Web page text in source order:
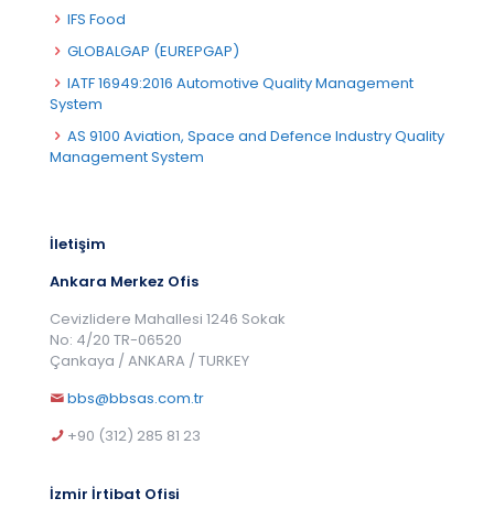
IFS Food
GLOBALGAP (EUREPGAP)
IATF 16949:2016 Automotive Quality Management
System
AS 9100 Aviation, Space and Defence Industry Quality
Management System
İletişim
Ankara Merkez Ofis
Cevizlidere Mahallesi 1246 Sokak
No: 4/20 TR-06520
Çankaya / ANKARA / TURKEY
bbs@bbsas.com.tr
+90 (312) 285 81 23
İzmir İrtibat Ofisi